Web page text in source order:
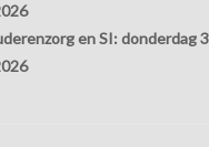
en SI: donderdag 3